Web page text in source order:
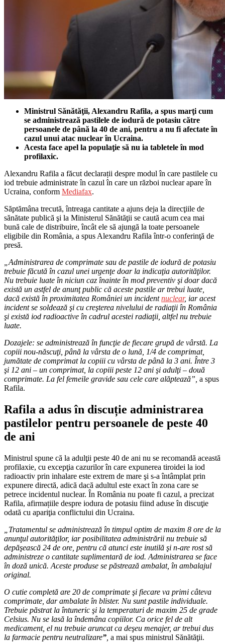
Ministrul Sănătăţii, Alexandru Rafila, a spus marţi cum
se administrează pastilele de iodură de potasiu către
persoanele de până la 40 de ani, pentru a nu fi afectate în
cazul unui atac nuclear în Ucraina.
Acesta face apel la populaţie să nu ia tabletele în mod
profilaxic.
Alexandru Rafila a făcut declarații despre modul în care pastilele cu
iod trebuie administrate în cazul în care un război nuclear apare în
Ucraina, conform Mediafax.
Săptămâna trecută, întreaga cantitate a ajuns deja la direcţiile de
sănătate publică şi la Ministerul Sănătăţii se caută acum cea mai
bună cale de distribuire, încât ele să ajungă la toate persoanele
eligibile din România, a spus Alexandru Rafila într-o conferinţă de
presă.
„Administrarea de comprimate sau de pastile de iodură de potasiu
trebuie făcută în cazul unei urgenţe doar la indicaţia autorităţilor.
Nu trebuie luate în niciun caz înainte în mod preventiv şi doar dacă
există un astfel de anunţ public că aceste pastile ar trebui luate,
dacă există în proximitatea României un incidentnuclear, iar acest
incident se soldează şi cu creşterea nivelului de radiaţii în România
şi există iod radioactive în cadrul acestei radiaţii, altfel nu trebuie
luate.
Dozajele: se administrează în funcţie de fiecare grupă de vârstă. La
copiii nou-născuţi, până la vârsta de o lună, 1/4 de comprimat,
jumătate de comprimat la copiii cu vârsta de până la 3 ani. Între 3
şi 12 ani – un comprimat, la copiii peste 12 ani şi adulţi – două
comprimate. La fel femeile gravide sau cele care alăptează”, a spus
Rafila.
Rafila a adus în discuție administrarea
pastilelor pentru persoanele de peste 40
de ani
Ministrul spune că la adulţii peste 40 de ani nu se recomandă această
profilaxie, cu excepţia cazurilor în care expunerea tiroidei la iod
radioactiv prin inhalare este extrem de mare şi s-a întâmplat prin
expunere directă, adică dacă adultul este exact în zona care se
petrece incidentul nuclear. În România nu poate fi cazul, a precizat
Rafila, afirmațiile despre iodura de potasiu fiind aduse în discuţie
odată cu apariţia conflictului din Ucraina.
„Tratamentul se administrează în timpul optim de maxim 8 ore de la
anunţul autorităţilor, iar posibilitatea administrării nu trebuie să
depăşească 24 de ore, pentru că atunci este inutilă şi n-are rost să
administreze o cantitate suplimentară de iod. Administrarea se face
în doză unică. Aceste produse se păstrează ambalat, în ambalajul
original.
O cutie completă are 20 de comprimate şi fiecare va primi câteva
comprimate, dar ambalate în blister. Nu sunt pastile individuale.
Trebuie păstrat la întuneric şi la temperaturi de maxim 25 de grade
Celsius. Nu se lasă la îndemâna copiilor. Ca orice fel de alt
medicament, el nu trebuie aruncat ca deşeu menajer, ar trebui dus
la farmacie pentru neutralizare” a mai spus ministrul Sănătăţii.